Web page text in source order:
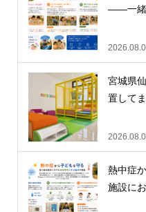
——一緒
宮城県
置して
熱中症
施設に